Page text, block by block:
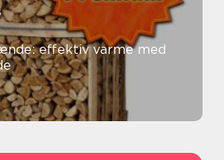
effektiv varme med